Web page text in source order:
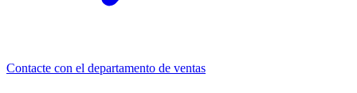
Contacte con el departamento de ventas